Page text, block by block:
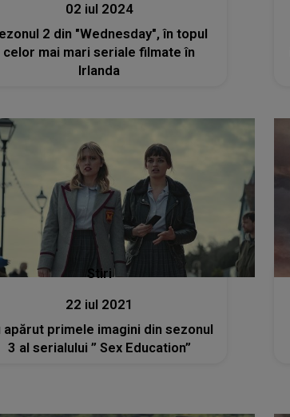
02 iul 2024
2 din "Wednesday", în topul
celor mai mari seriale filmate în
Irlanda
Stiri
22 iul 2021
apărut primele imagini din sezonul
3 al serialului ” Sex Education”